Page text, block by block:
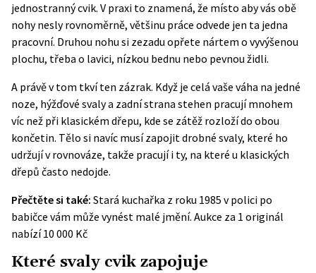
jednostranný cvik. V praxi to znamená, že místo aby vás obě
nohy nesly rovnoměrně, většinu práce odvede jen ta jedna
pracovní. Druhou nohu si zezadu opřete nártem o vyvýšenou
plochu, třeba o lavici, nízkou bednu nebo pevnou židli.
A právě v tom tkví ten zázrak. Když je celá vaše váha na jedné
noze, hýžďové svaly a zadní strana stehen pracují mnohem
víc než při klasickém dřepu, kde se zátěž rozloží do obou
končetin. Tělo si navíc musí zapojit drobné svaly, které ho
udržují v rovnováze, takže pracují i ty, na které u klasických
dřepů často nedojde.
Přečtěte si také: Stará kuchařka z roku 1985 v polici po
babičce vám může vynést malé jmění. Aukce za 1 originál
nabízí 10 000 Kč
Které svaly cvik zapojuje